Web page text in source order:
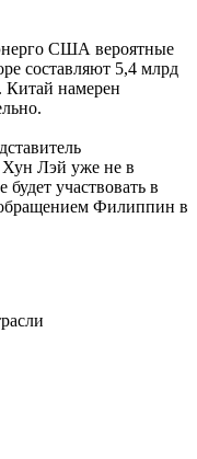
США вероятные
составляют 5,4 млрд
Китай намерен
Лэй уже не в
участвовать в
обращением Филиппин в